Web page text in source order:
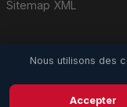
Sitemap XML
© 2026
Nous utilisons des
Accepter